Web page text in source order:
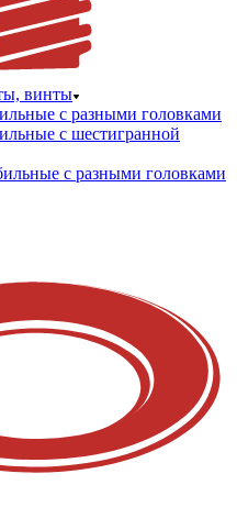
винты
с разными головками
с шестигранной
с разными головками